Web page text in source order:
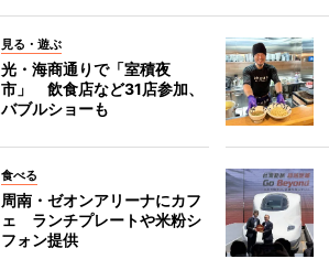
見る・遊ぶ
光・海商通りで「室積夜
市」 飲食店など31店参加、
バブルショーも
食べる
周南・ゼオンアリーナにカフ
ェ ランチプレートや米粉シ
フォン提供